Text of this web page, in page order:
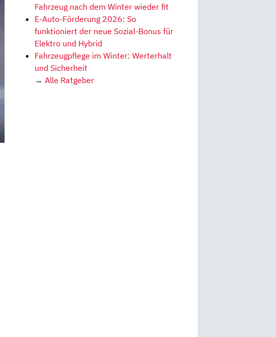
Fahrzeug nach dem Winter wieder fit
E-Auto-Förderung 2026: So
funktioniert der neue Sozial-Bonus für
Elektro und Hybrid
Fahrzeugpflege im Winter: Werterhalt
und Sicherheit
→ Alle Ratgeber